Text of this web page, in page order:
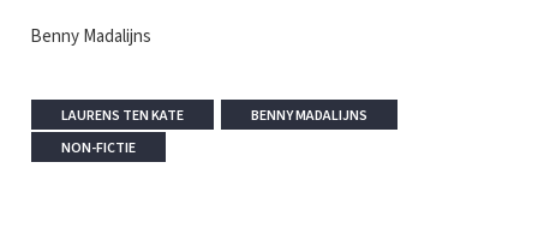
Benny Madalijns
LAURENS TEN KATE
BENNY MADALIJNS
NON-FICTIE